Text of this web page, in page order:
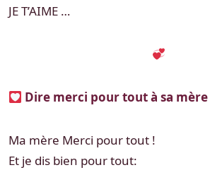
JE T’AIME …
Dire merci pour tout à sa mère
Ma mère Merci pour tout !
Et je dis bien pour tout: